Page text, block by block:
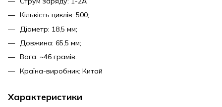
Кількість циклів: 500;
Діаметр: 18,5 мм;
Довжина: 65,5 мм;
Вага: ~46 грамів.
Країна-виробник: Китай
Характеристики